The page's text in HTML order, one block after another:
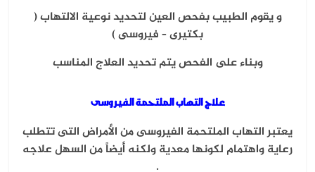
و يقوم الطبيب بفحص العين لتحديد نوعية الالتهاب (
بكتيرى – فيروسى )
وبناء على الفحص يتم تحديد العلاج المناسب
علاج التهاب الملتحمة الفيروسى
يعتبر التهاب الملتحمة الفيروسى من الأمراض التى تتطلب
رعاية واهتمام لكونها معدية ولكنه أيضاً من السهل علاجه
.